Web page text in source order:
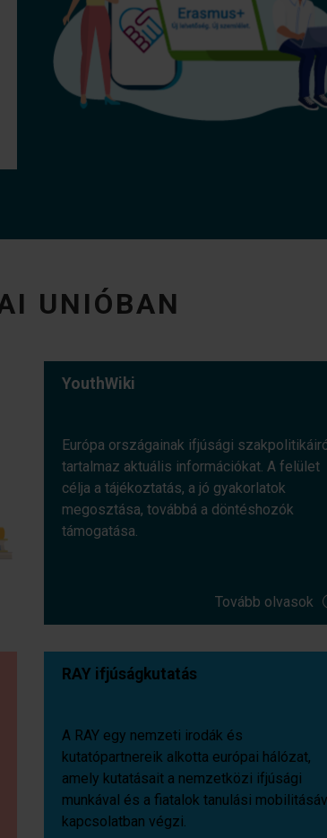
UNIÓBAN
YouthWiki
Európa országainak ifjúsági
tartalmaz aktuális információkat. A felület
célja a tájékoztatás, a jó gyakorlatok
megosztása, továbbá a döntéshozók
támogatása.
Tovább olvasok
RAY ifjúságkutatás
A RAY egy nemzeti irodák és
kutatópartnereik alkotta európai hálózat,
amely kutatásait a nemzetközi ifjúsági
munkával és a fiatalok tanulási
kapcsolatban végzi.